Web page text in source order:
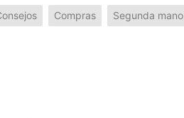
Compras Segunda mano